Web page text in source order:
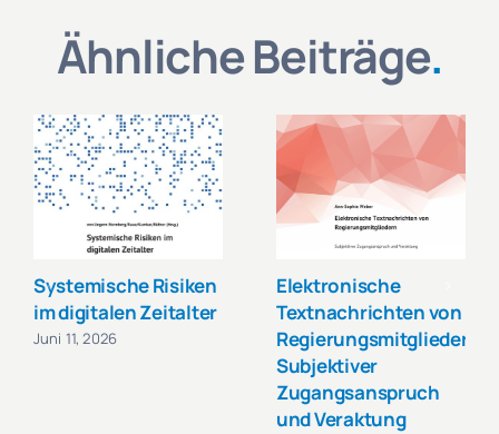
Ähnliche Beiträge.
Systemische Risiken
im digitalen Zeitalter
Juni 11, 2026
Elektronische
Textnachrichten von
Regierungsmitgliedern:
Subjektiver
Zugangsanspruch
und Veraktung